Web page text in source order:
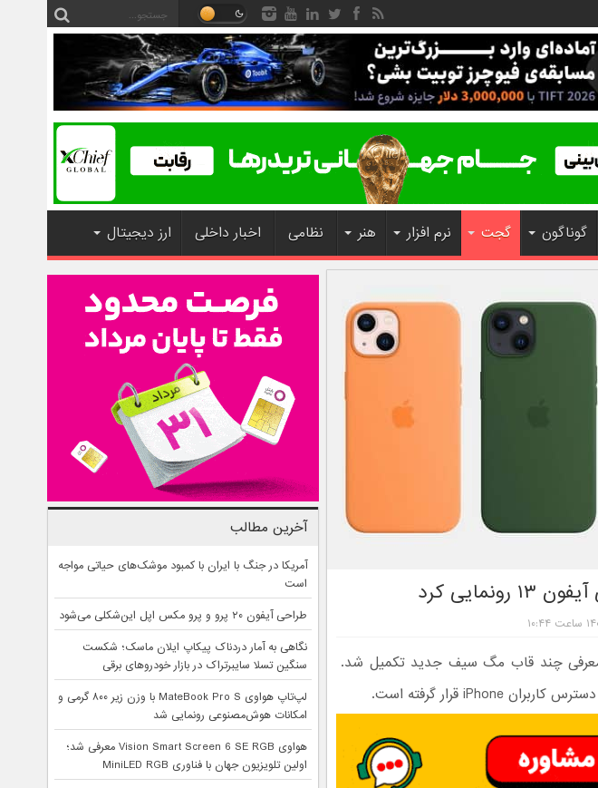
گوناگون گجت نرم افزار هنر نظامی اخبار داخلی ارز دیجیتال
کرد
از گوشی‌های سری آیفون 13 با معرفی چند قاب مگ سیف جدید تکمیل شد.
آخرین مطالب
آمریکا در جنگ با ایران با کمبود موشک‌های حیاتی مواجه
است
طراحی آیفون ۲۰ پرو و پرو مکس اپل این‌شکلی می‌شود
نگاهی به آمار دردناک پیکاپ ایلان ماسک؛ شکست
سنگین تسلا سایبرتراک در بازار خودروهای برقی
لپ‌تاپ هواوی MateBook Pro S با وزن زیر ۸۰۰ گرمی و
امکانات هوش‌مصنوعی رونمایی شد
هواوی Vision Smart Screen 6 SE RGB معرفی شد؛
اولین تلویزیون جهان با فناوری MiniLED RGB